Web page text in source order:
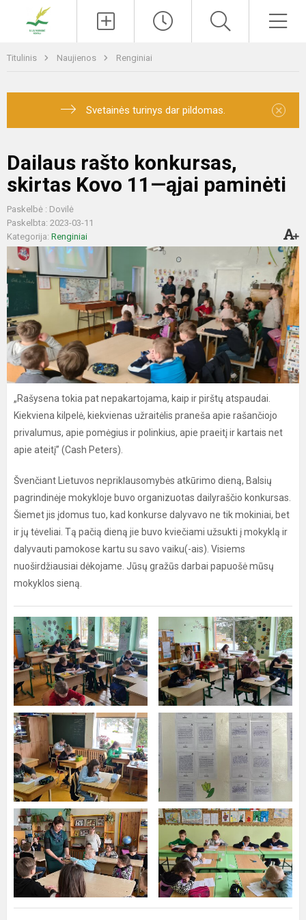
Titulinis Naujienos Renginiai
Svetainės turinys dar pildomas. ×
Dailaus rašto konkursas,
skirtas Kovo 11—ąjai paminėti
Paskelbė : Dovilė
Paskelbta: 2023-03-11
Kategorija: Renginiai
„Rašysena tokia pat nepakartojama, kaip ir pirštų atspaudai.
Kiekviena kilpelė, kiekvienas užraitėlis praneša apie rašančiojo
privalumus, apie pomėgius ir polinkius, apie praeitį ir kartais net
apie ateitį” (Cash Peters).
Švenčiant Lietuvos nepriklausomybės atkūrimo dieną, Balsių
pagrindinėje mokykloje buvo organizuotas dailyraščio konkursas.
Šiemet jis įdomus tuo, kad konkurse dalyvavo ne tik mokiniai, bet
ir jų tėveliai. Tą pačią dieną jie buvo kviečiami užsukti į mokyklą ir
dalyvauti pamokose kartu su savo vaiku(-ais). Visiems
nuoširdžiausiai dėkojame. Jūsų gražūs darbai papuošė mūsų
mokyklos sieną.